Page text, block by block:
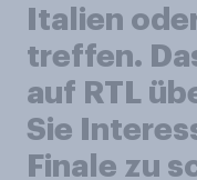
Italien
treffen.
auf RTL
Sie
Finale zu